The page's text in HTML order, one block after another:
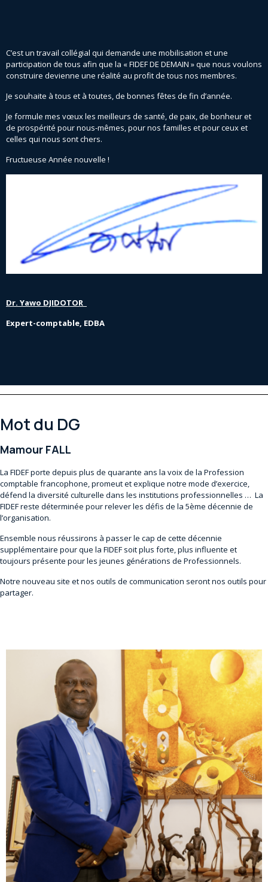
C’est un travail collégial qui demande une mobilisation et une
participation de tous afin que la « FIDEF DE DEMAIN » que nous voulons
construire devienne une réalité au profit de tous nos membres.
Je souhaite à tous et à toutes, de bonnes fêtes de fin d’année.
Je formule mes vœux les meilleurs de santé, de paix, de bonheur et
de prospérité pour nous-mêmes, pour nos familles et pour ceux et
celles qui nous sont chers.
Fructueuse Année nouvelle !
Dr. Yawo DJIDOTOR
Expert-comptable, EDBA
Mot du DG
Mamour FALL
La FIDEF porte depuis plus de quarante ans la voix de la Profession
comptable francophone, promeut et explique notre mode d’exercice,
défend la diversité culturelle dans les institutions professionnelles … La
FIDEF reste déterminée pour relever les défis de la 5ème décennie de
l’organisation.
Ensemble nous réussirons à passer le cap de cette décennie
supplémentaire pour que la FIDEF soit plus forte, plus influente et
toujours présente pour les jeunes générations de Professionnels.
Notre nouveau site et nos outils de communication seront nos outils pour
partager.